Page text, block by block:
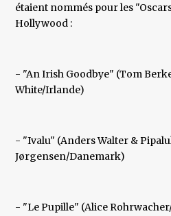
étaient nommés pour les
Hollywood :
- "An Irish Goodbye" (Tom
White/Irlande)
- "Ivalu" (Anders Walter &
Jørgensen/Danemark)
- "Le Pupille" (Alice